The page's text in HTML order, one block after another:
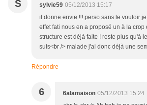
S sylvie59 05/12/2013 15:17
il donne envie !!! perso sans le vouloir
effet fati nous en a proposé un à la crop
structure est déjà faite ! reste plus qu'à
suis<br /> malade j'ai donc déjà une
Répondre
6 6alamaison 05/12/2013 15:24